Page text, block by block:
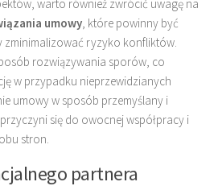
warto również zwrócić uwagę na
umowy, które powinny być
zminimalizować ryzyko konfliktów.
rozwiązywania sporów, co
w przypadku nieprzewidzianych
umowy w sposób przemyślany i
się do owocnej współpracy i
stron.
partnera